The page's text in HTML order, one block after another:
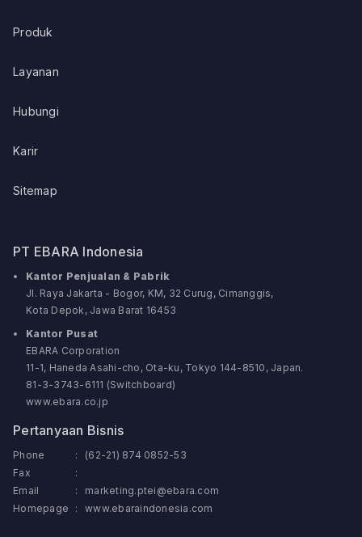
Produk
Layanan
Hubungi
Karir
Sitemap
PT EBARA Indonesia
Kantor Penjualan & Pabrik
Jl. Raya Jakarta - Bogor, KM, 32 Curug, Cimanggis,
Kota Depok, Jawa Barat 16453
Kantor Pusat
EBARA Corporation
11-1, Haneda Asahi-cho, Ota-ku, Tokyo 144-8510, Japan.
81-3-3743-6111 (Switchboard)
www.ebara.co.jp
Pertanyaan Bisnis
Phone :
(62-21) 874 0852-53
Fax
:
Email
:
marketing.ptei@ebara.com
Homepage
: www.ebaraindonesia.com